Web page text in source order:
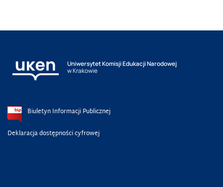
Uniwersytet Komisji Edukacji Narodowej
w Krakowie
Biuletyn Informacji Publicznej
Deklaracja dostępności cyfrowej